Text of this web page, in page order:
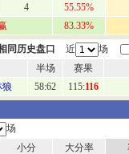
4
55.55%
83.33%
同历史盘口 近
场
半场
赛果
狼 58:62 115:116
场
小分 大分率